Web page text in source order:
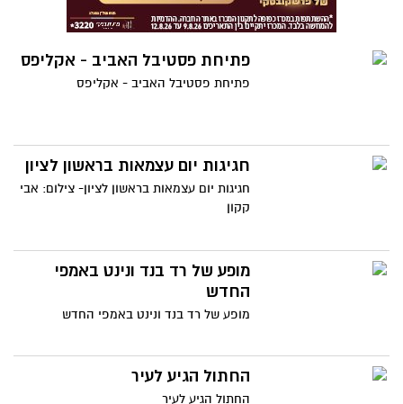
פתיחת פסטיבל האביב - אקליפס
פתיחת פסטיבל האביב - אקליפס
חגיגות יום עצמאות בראשון לציון
חגיגות יום עצמאות בראשון לציון- צילום: אבי
קקון
מופע של רד בנד ונינט באמפי
החדש
מופע של רד בנד ונינט באמפי החדש
החתול הגיע לעיר
החתול הגיע לעיר